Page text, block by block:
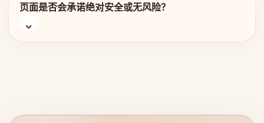
页面是否会承诺绝对安全或无风险？